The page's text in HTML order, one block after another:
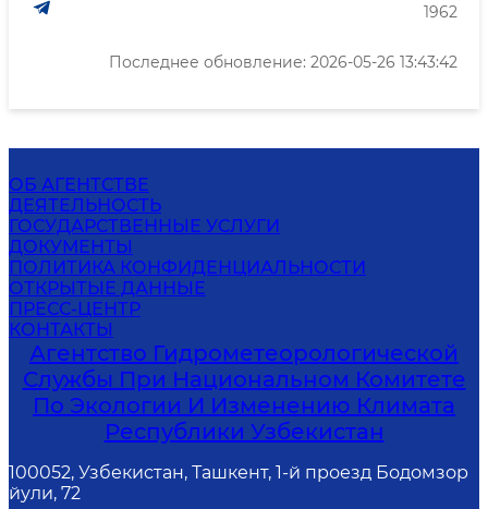
1962
Последнее обновление: 2026-05-26 13:43:42
ОБ АГЕНТСТВЕ
ДЕЯТЕЛЬНОСТЬ
ГОСУДАРСТВЕННЫЕ УСЛУГИ
ДОКУМЕНТЫ
ПОЛИТИКА КОНФИДЕНЦИАЛЬНОСТИ
ОТКРЫТЫЕ ДАННЫЕ
ПРЕСС-ЦЕНТР
КОНТАКТЫ
Агентство Гидрометеорологической
Службы При Национальном Комитете
По Экологии И Изменению Климата
Республики Узбекистан
100052, Узбекистан, Ташкент, 1-й проезд Бодомзор
йули, 72